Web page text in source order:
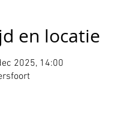
en locatie
2025, 14:00